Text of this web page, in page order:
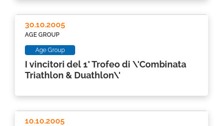
I vincitori del 1° Trofeo di \'Combinata
Triathlon & Duathlon\'
AGE GROUP
30.10.2005
Age Group
10.10.2005